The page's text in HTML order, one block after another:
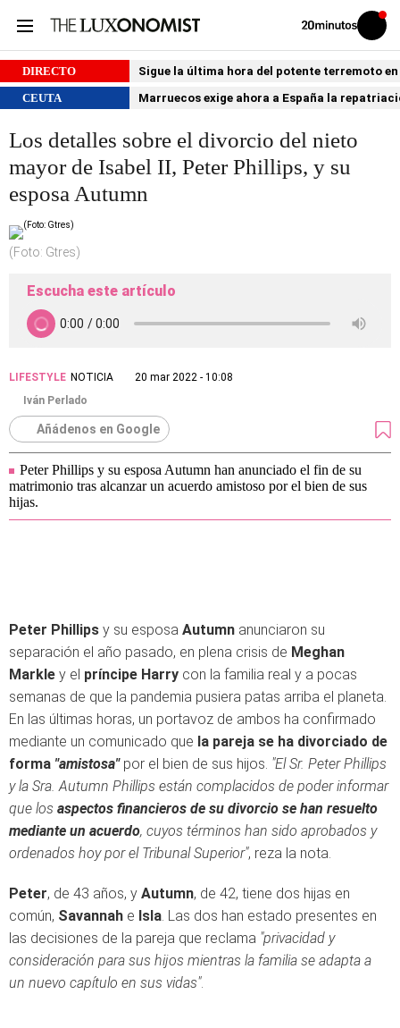
Volver
Iniciar
sesión
DIRECTO
Sigue la última hora del potente terremoto
CEUTA
Marruecos exige ahora a España la
Los detalles sobre el divorcio del nieto
mayor de Isabel II, Peter Phillips, y su
esposa Autumn
(Foto: Gtres)
Escucha este artículo
LIFESTYLE NOTICIA
20 mar 2022 - 10:08
Iván Perlado
Añádenos en Google
Peter Phillips y su esposa Autumn han anunciado el fin de su
matrimonio tras alcanzar un acuerdo amistoso por el bien de sus
hijas.
Peter Phillips y su esposa Autumn anunciaron su
separación el año pasado, en plena crisis de Meghan
Markle y el príncipe Harry con la familia real y a pocas
semanas de que la pandemia pusiera patas arriba el planeta.
En las últimas horas, un portavoz de ambos ha confirmado
mediante un comunicado que la pareja se ha divorciado de
forma "amistosa" por el bien de sus hijos. "El Sr. Peter Phillips
y la Sra. Autumn Phillips están complacidos de poder informar
que los aspectos financieros de su divorcio se han resuelto
mediante un acuerdo, cuyos términos han sido aprobados y
ordenados hoy por el Tribunal Superior", reza la nota.
Peter, de 43 años, y Autumn, de 42, tiene dos hijas en
común, Savannah e Isla. Las dos han estado presentes en
las decisiones de la pareja que reclama "privacidad y
consideración para sus hijos mientras la familia se adapta a
un nuevo capítulo en sus vidas".